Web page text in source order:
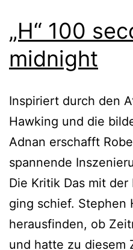
„H“ 100
midnight
Inspiriert durch den
Hawking und die
Adnan erschafft
spannende
Die Kritik Das mit
ging schief. Stephen
herausfinden, ob
und hatte zu diesem